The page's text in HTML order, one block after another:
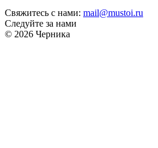
Свяжитесь с нами: mail@mustoi.ru
Следуйте за нами
© 2026 Черника